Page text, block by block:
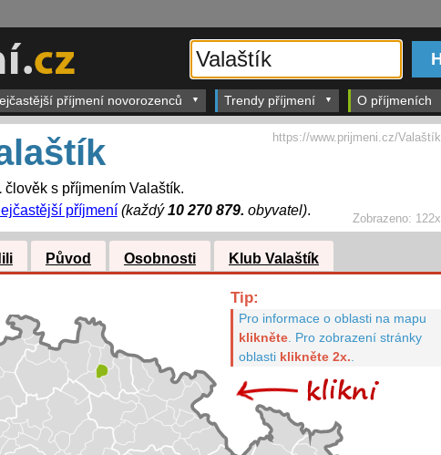
příjmení novorozenců Trendy příjmení O příjmeních
Zobrazeno: 122x
člověk s příjmením Valaštík.
příjmení (každý10 270 879. obyvatel).
https://www.prijmeni.cz/Valaštík
Původ Osobnosti Klub Valaštík
Tip:
Pro informace o oblasti na mapu
klikněte. Pro zobrazení stránky
oblasti klikněte 2x.